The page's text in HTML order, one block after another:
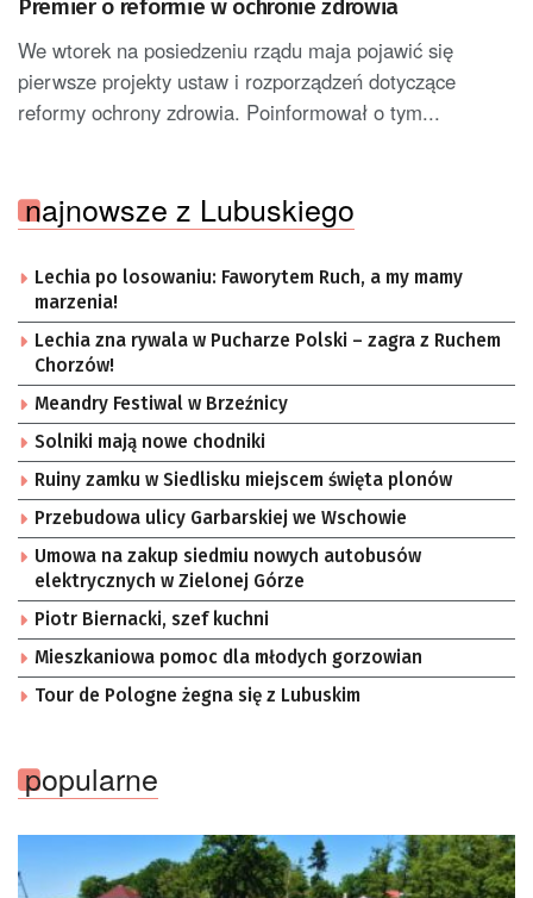
Premier o reformie w ochronie zdrowia
We wtorek na posiedzeniu rządu maja pojawić się
pierwsze projekty ustaw i rozporządzeń dotyczące
reformy ochrony zdrowia. Poinformował o tym...
najnowsze z Lubuskiego
Lechia po losowaniu: Faworytem Ruch, a my mamy
marzenia!
Lechia zna rywala w Pucharze Polski – zagra z Ruchem
Chorzów!
Meandry Festiwal w Brzeźnicy
Solniki mają nowe chodniki
Ruiny zamku w Siedlisku miejscem święta plonów
Przebudowa ulicy Garbarskiej we Wschowie
Umowa na zakup siedmiu nowych autobusów
elektrycznych w Zielonej Górze
Piotr Biernacki, szef kuchni
Mieszkaniowa pomoc dla młodych gorzowian
Tour de Pologne żegna się z Lubuskim
popularne